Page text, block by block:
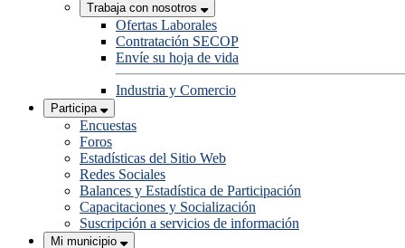
Trabaja con nosotros
Ofertas Laborales
Contratación SECOP
Envíe su hoja de vida
Industria y Comercio
Participa
Encuestas
Foros
Estadísticas del Sitio Web
Redes Sociales
Balances y Estadística de Participación
Capacitaciones y Socialización
Suscripción a servicios de información
Mi municipio